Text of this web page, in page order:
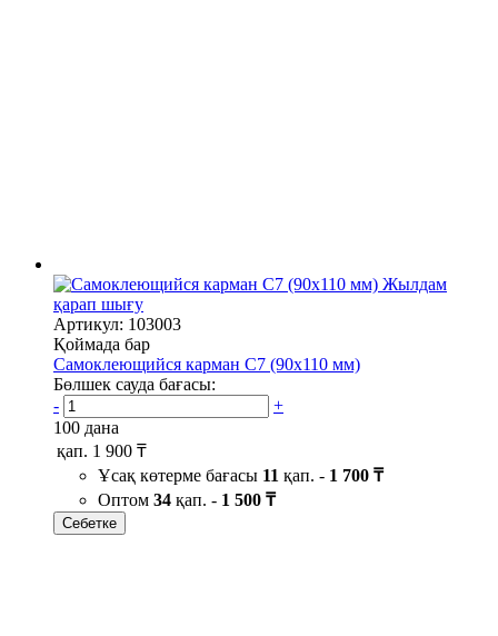
Жылдам
қарап шығу
Артикул: 103003
Қоймада бар
Самоклеющийся карман C7 (90х110 мм)
Бөлшек сауда бағасы:
-
+
100 дана
қап. 1 900 ₸
Ұсақ көтерме бағасы 11 қап. - 1 700 ₸
Оптом 34 қап. - 1 500 ₸
Себетке